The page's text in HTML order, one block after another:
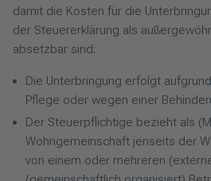
damit die Kosten für die
der Steuererklärung als
absetzbar sind:
Die Unterbringung erfolgt
Pflege oder wegen einer
Der Steuerpflichtige bezieht als
Wohngemeinschaft jenseits der
von einem oder mehreren